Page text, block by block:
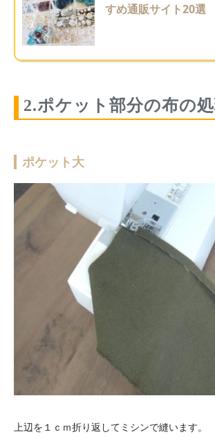
すめ通販サイト20選
2.ポケット部分の布の
ポケット大
上辺を１ｃｍ折り返してミシンで縫います。